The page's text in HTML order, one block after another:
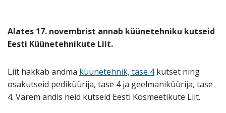
Alates 17. novembrist annab küünetehniku kutseid
Eesti Küünetehnikute Liit.
Liit hakkab andma küünetehnik, tase 4kutset ning
osakutseid pediküürija, tase 4 ja geelmaniküürija, tase
4. Varem andis neid kutseid Eesti Kosmeetikute Liit.